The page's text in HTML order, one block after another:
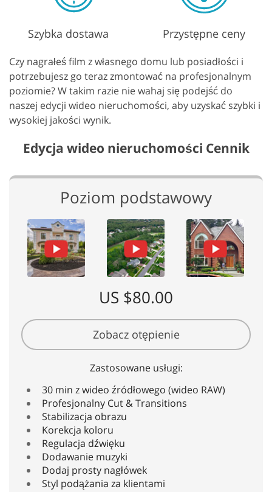
Szybka dostawa Przystępne ceny
Czy nagrałeś film z własnego domu lub posiadłości i
potrzebujesz go teraz zmontować na profesjonalnym
poziomie? W takim razie nie wahaj się podejść do
naszej edycji wideo nieruchomości, aby uzyskać szybki i
wysokiej jakości wynik.
Edycja wideo nieruchomości Cennik
Poziom podstawowy
US $80.00
Zobacz otępienie
Zastosowane usługi:
30 min z wideo źródłowego (wideo RAW)
Profesjonalny Cut & Transitions
Stabilizacja obrazu
Korekcja koloru
Regulacja dźwięku
Dodawanie muzyki
Dodaj prosty nagłówek
Styl podążania za klientami